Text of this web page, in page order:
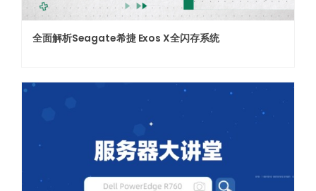
全面解析Seagate希捷 Exos X全闪存系统